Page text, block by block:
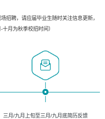
招聘，请应届毕业生随时关注信息更新，
月为秋季校招时间）
三月/九月上旬至三月/九月底简历反馈